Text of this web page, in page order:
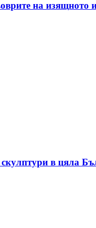
на изящното
в цяла